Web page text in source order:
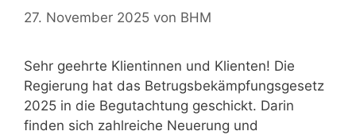
27. November 2025 von BHM
Sehr geehrte Klientinnen und Klienten! Die
Regierung hat das Betrugsbekämpfungsgesetz
2025 in die Begutachtung geschickt. Darin
finden sich zahlreiche Neuerung und